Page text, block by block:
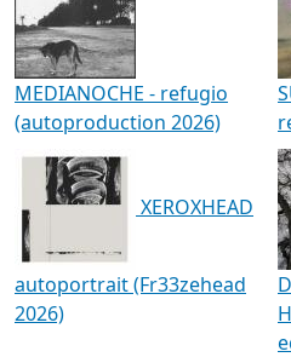
MEDIANOCHE - refugio
(autoproduction 2026)
XEROXHEAD
autoportrait (Fr33zehead
2026)